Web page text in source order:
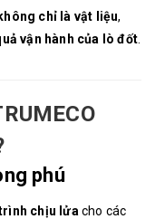
không chỉ là vật liệu,
vận hành của lò đốt
phú
chịu lửa cho các